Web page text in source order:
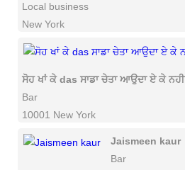
Local business
New York
ਸੋਹ ਖਾਂ ਕੇ das ਸਾਡਾ ਚੇਤਾ ਆਉਦਾ ਏ ਕੇ ਨਹੀ
Bar
10001 New York
Jaismeen kaur
Bar